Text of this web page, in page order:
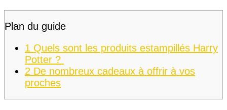
Plan du guide
1 Quels sont les produits estampillés Harry
Potter ?
2 De nombreux cadeaux à offrir à vos
proches